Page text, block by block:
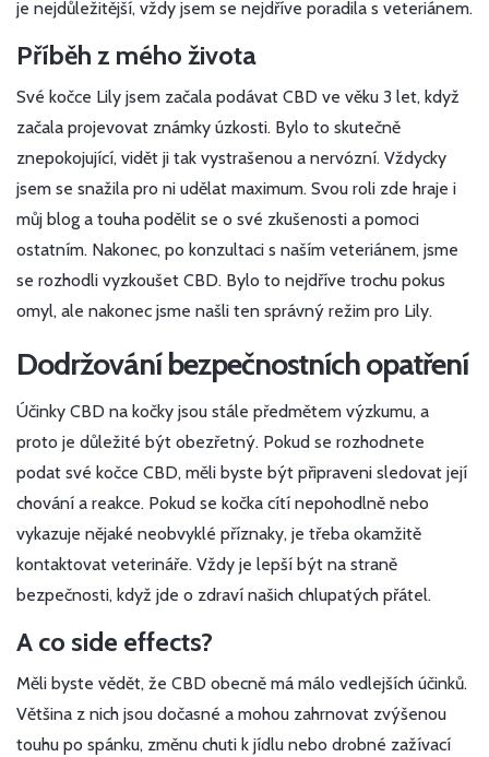
je nejdůležitější, vždy jsem se nejdříve poradila s veteriánem.
Příběh z mého života
Své kočce Lily jsem začala podávat CBD ve věku 3 let, když
začala projevovat známky úzkosti. Bylo to skutečně
znepokojující, vidět ji tak vystrašenou a nervózní. Vždycky
jsem se snažila pro ni udělat maximum. Svou roli zde hraje i
můj blog a touha podělit se o své zkušenosti a pomoci
ostatním. Nakonec, po konzultaci s naším veteriánem, jsme
se rozhodli vyzkoušet CBD. Bylo to nejdříve trochu pokus
omyl, ale nakonec jsme našli ten správný režim pro Lily.
Dodržování bezpečnostních opatření
Účinky CBD na kočky jsou stále předmětem výzkumu, a
proto je důležité být obezřetný. Pokud se rozhodnete
podat své kočce CBD, měli byste být připraveni sledovat její
chování a reakce. Pokud se kočka cítí nepohodlně nebo
vykazuje nějaké neobvyklé příznaky, je třeba okamžitě
kontaktovat veterináře. Vždy je lepší být na straně
bezpečnosti, když jde o zdraví našich chlupatých přátel.
A co side effects?
Měli byste vědět, že CBD obecně má málo vedlejších účinků.
Většina z nich jsou dočasné a mohou zahrnovat zvýšenou
touhu po spánku, změnu chuti k jídlu nebo drobné zažívací